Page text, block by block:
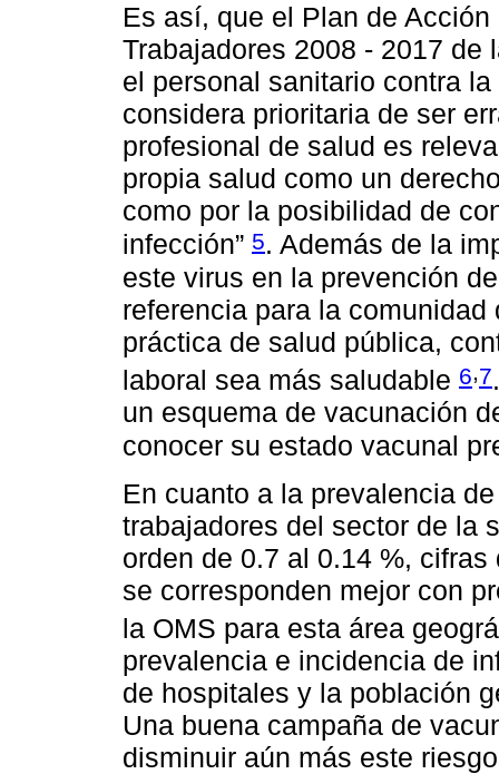
Es así, que el Plan de
Trabajadores 2008 - 2017 de
el personal sanitario contra
considera prioritaria de ser
profesional de salud es
propia salud como un
como por la posibilidad de
infección” 5. Además de la
este virus en la prevención
referencia para la
práctica de salud pública,
laboral sea más saludable 6,7
un esquema de vacunación
conocer su estado vacunal
En cuanto a la prevalencia
trabajadores del sector de la
orden de 0.7 al 0.14 %,
se corresponden mejor con
la OMS para esta área
prevalencia e incidencia de
de hospitales y la población
Una buena campaña de
disminuir aún más este